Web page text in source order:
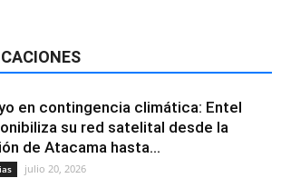
en contingencia climática: Entel
su red satelital desde la
de Atacama hasta...
julio 20, 2026